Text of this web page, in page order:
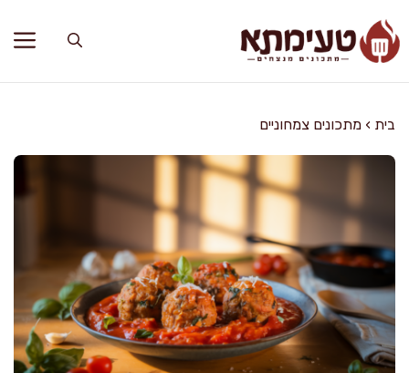
לתוכן
בית › מתכונים צמחוניים